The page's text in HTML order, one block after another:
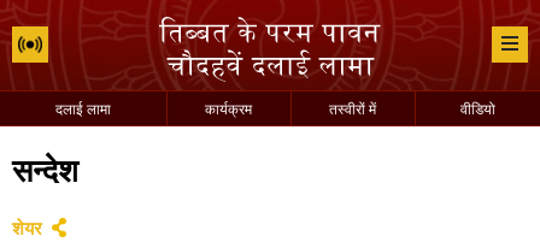
दलाई लामा कार्यक्रम तस्वीरों में वीडियो
सन्देश
शेयर